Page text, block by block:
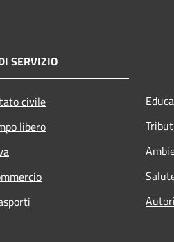
SERVIZIO
civile
libero